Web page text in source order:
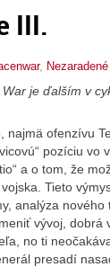
III.
, Nezaradené
je ďalším v
ofenzívu
pozíciu vo
a o tom, že
Tieto
analýza nového
vývoj, dobrá
no ti
presadí